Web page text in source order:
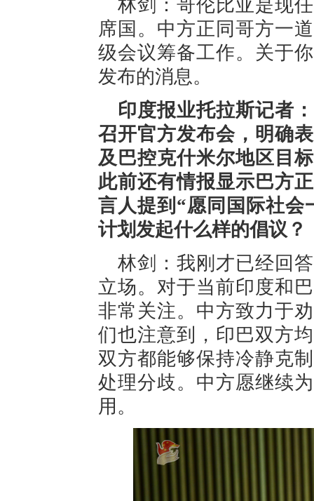
林剑：哥伦比亚是现
席国。中方正同哥方一
级会议筹备工作。关于
发布的消息。
印度报业托拉斯记者
召开官方发布会，明确
及巴控克什米尔地区目
此前还有情报显示巴方
言人提到“愿同国际社会
计划发起什么样的倡议？
林剑：我刚才已经回
立场。对于当前印度和
非常关注。中方致力于
们也注意到，印巴双方
双方都能够保持冷静克
处理分歧。中方愿继续
用。